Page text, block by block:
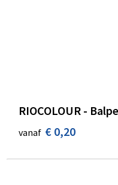
RIOCOLOUR -
vanaf € 0,20